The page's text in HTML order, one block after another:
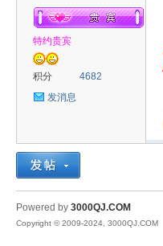
QJ
特约贵宾
积分
4682
发消息
Powered by 3000QJ.COM
Copyright © 2009-2024, 3000QJ.COM